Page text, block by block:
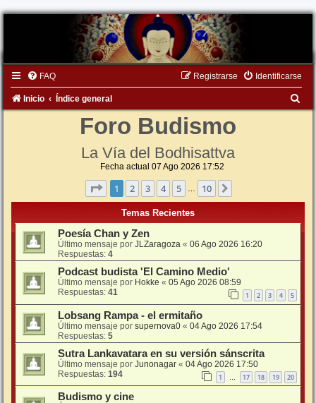
FAQ Identificarse
Registrarse
Inicio Índice general
Foro Budismo
La Vía del Bodhisattva
Fecha actual 07 Ago 2026 17:52
Página de 10
1 2 3 4 5 10
Temas Recientes
Poesía Chan y Zen
Último mensaje por JLZaragoza « 06 Ago 2026 16:20
Respuestas: 4
Podcast budista 'El Camino Medio'
Último mensaje por Hokke « 05 Ago 2026 08:59
Respuestas: 41 1 2 3 4 5
Lobsang Rampa - el ermitaño
Último mensaje por supernova0 « 04 Ago 2026 17:54
Respuestas: 5
Sutra Lankavatara en su versión sánscrita
Último mensaje por Junonagar « 04 Ago 2026 17:50
Respuestas: 194 1 … 17 18 19 20
Budismo y cine